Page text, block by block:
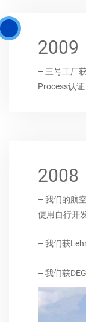
2009
– 三号工厂
Process认证
2008
– 我们的航
使用自行开
– 我们获
– 我们获